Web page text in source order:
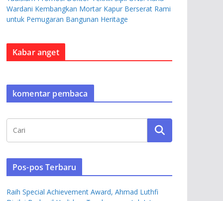
Wardani Kembangkan Mortar Kapur Berserat Rami
untuk Pemugaran Bangunan Heritage
Kabar anget
komentar pembaca
Pos-pos Terbaru
Raih Special Achievement Award, Ahmad Luthfi